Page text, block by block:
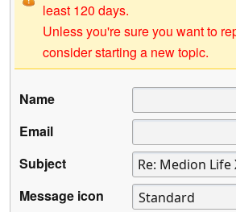
least 120 days.
Unless you're sure you want to
consider starting a new topic.
Name
Email
Subject
Message icon